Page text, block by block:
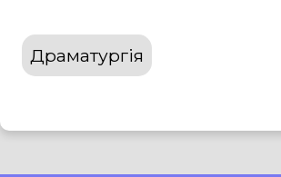
Драматургія